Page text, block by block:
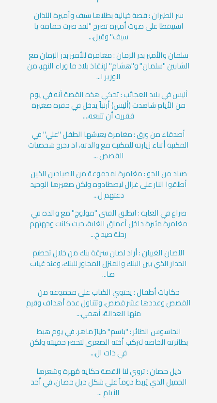
سر الطيران : قصة خيالية بطلاها سيف وأميرة اللذان
استيقظا على صوت أميرة تصرخ "لقد صرت حمامة يا
سيف" وقبل...
سلمان والأمير بدر الزمان : مغامرة للأمير بدر الزمان مع
الشابين "سلمان" و"هشام" لإنقاذ بلاد ما وراء النهر، من
الوزير ا...
أليس في بلاد العجائب : تحكي هذه القصة أنه في يوم
من الأيام شاهدت (أليس) أرنباً يدخل في حفرة صغيرة
فقررت أن تتبعه،...
أصدقاء من ورق : مغامرة يعيشها الطفل "علي" في
المكتبة أثناء زيارته للمكتبة مع والدته، اذ تخرج شخصيات
القصص ...
صياد من الجو : مغامرة لمجموعة من الصيادين الذين
أطلقوا النار على غزال ليصطادوه ولكن صغيرها الوحيد
دعتهم ل...
صراع في الغابة : انطلق الفتى "مولوج" مع والده في
مغامرة مثيرة داخل أعماق الغابة، حيث كانت وجهتهم
رحلة صيد خ...
اللصان الغبيان : أراد لصان سرقة بنك من خلال تحطيم
الجدار الذي بين البنك والمنزل المجاور للبنك، وعند غياب
صا...
حكايات أطفال : يحتوي الكتاب على مجموعة من
القصص وعددها عشر قصص. وتتناول عدة أهداف وقيم
منها العدالة، أهمي...
الجاسوس الطائر : "باسم" طيارٌ ماهر. في يوم هبط
بطائرته الخاصة لتركب أخته الصغرى لتحضر حقيبته ولكن
في ذات ال...
ذيل حصان : تروي لنا القصة حكاية مُهرة وشعرها
الجميل الذي يُربط دوماً على شكل ذيل حصان، في أحد
الأيام ...